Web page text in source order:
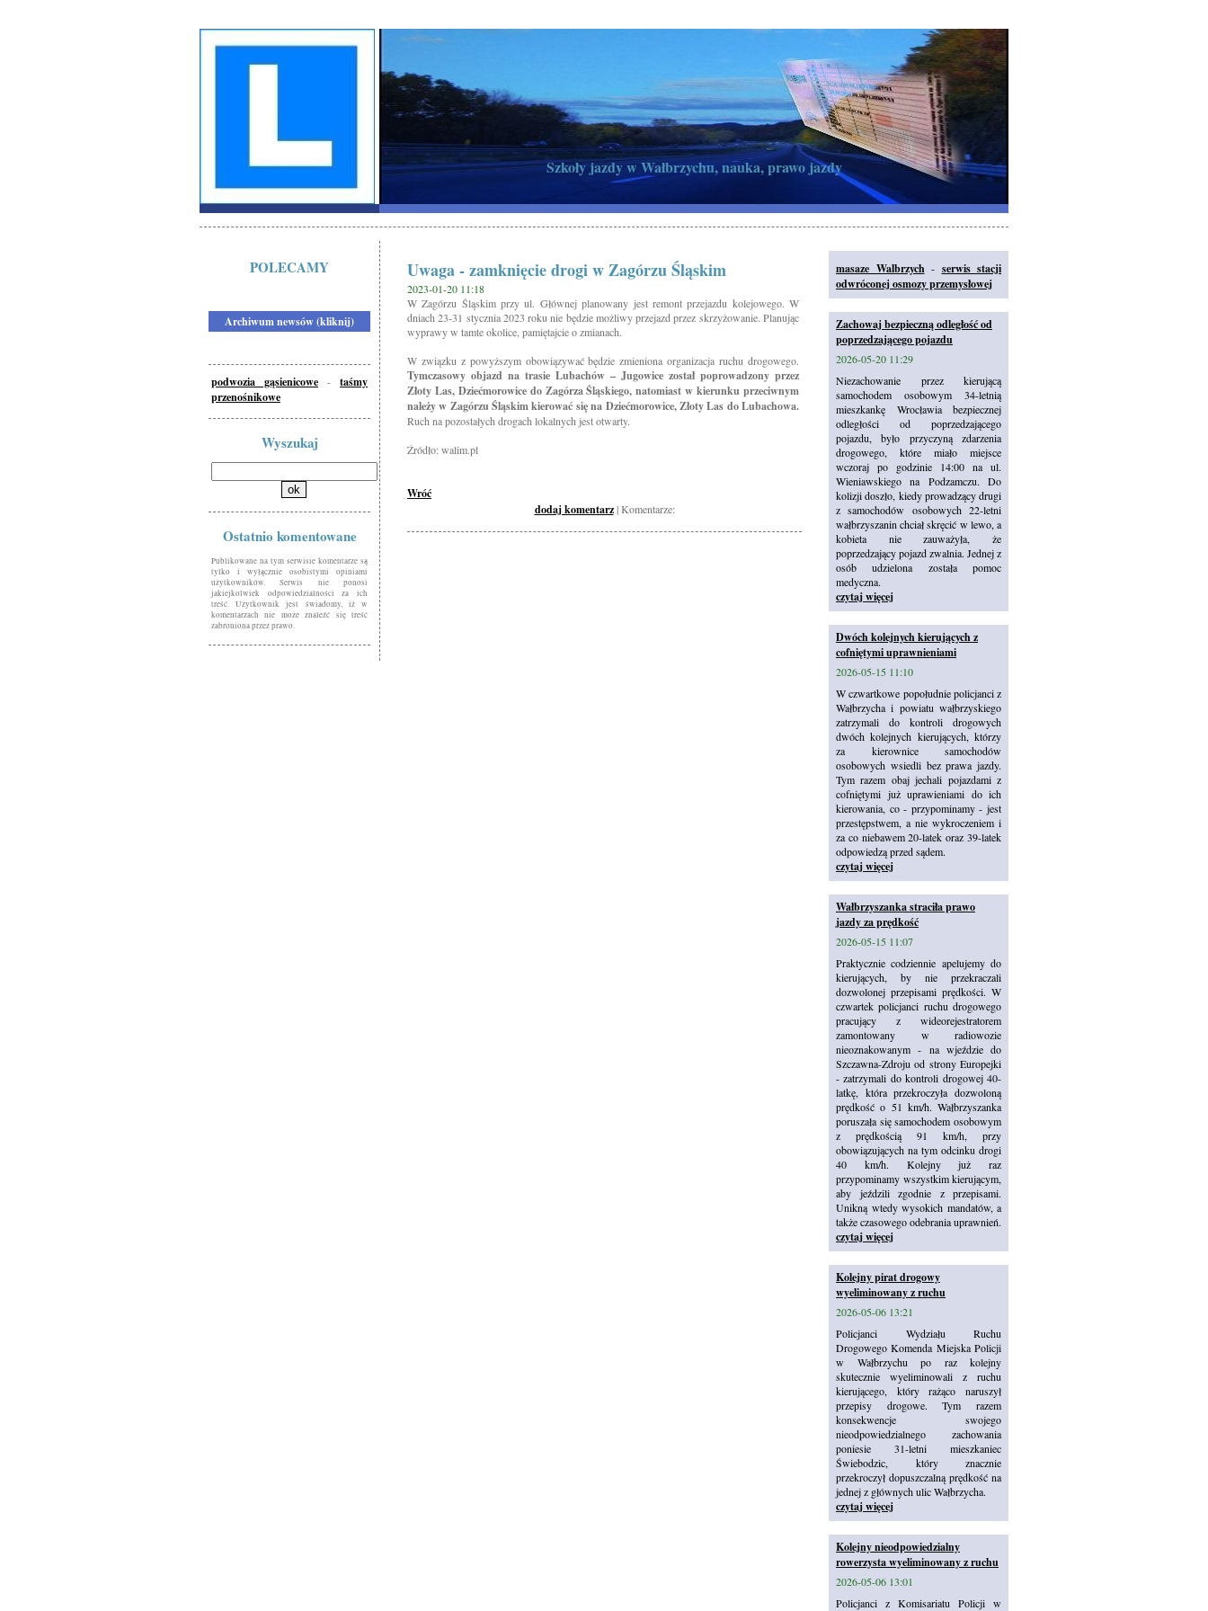
Szkoły jazdy w Wałbrzychu, nauka, prawo jazdy
POLECAMY
Archiwum newsów (kliknij)
podwozia gąsienicowe - taśmy
przenośnikowe
Wyszukaj
Ostatnio komentowane
Publikowane na tym serwisie komentarze są
tylko i wyłącznie osobistymi opiniami
użytkowników. Serwis nie ponosi
jakiejkolwiek odpowiedzialności za ich
treść. Użytkownik jest świadomy, iż w
komentarzach nie może znaleźć się treść
zabroniona przez prawo.
Uwaga - zamknięcie drogi w Zagórzu Śląskim
2023-01-20 11:18
W Zagórzu Śląskim przy ul. Głównej planowany jest remont przejazdu kolejowego. W
dniach 23-31 stycznia 2023 roku nie będzie możliwy przejazd przez skrzyżowanie. Planując
wyprawy w tamte okolice, pamiętajcie o zmianach.
W związku z powyższym obowiązywać będzie zmieniona organizacja ruchu drogowego.
Tymczasowy objazd na trasie Lubachów – Jugowice został poprowadzony przez
Złoty Las, Dziećmorowice do Zagórza Śląskiego, natomiast w kierunku przeciwnym
należy w Zagórzu Śląskim kierować się na Dziećmorowice, Złoty Las do Lubachowa.
Ruch na pozostałych drogach lokalnych jest otwarty.
Źródło: walim.pl
Wróć
dodaj komentarz| Komentarze:
masaze Walbrzych - serwis stacji
odwróconej osmozy przemysłowej
Zachowaj bezpieczną odległość od
poprzedzającego pojazdu
2026-05-20 11:29
Niezachowanie przez kierującą
samochodem osobowym 34-letnią
mieszkankę Wrocławia bezpiecznej
odległości od poprzedzającego
pojazdu, było przyczyną zdarzenia
drogowego, które miało miejsce
wczoraj po godzinie 14:00 na ul.
Wieniawskiego na Podzamczu. Do
kolizji doszło, kiedy prowadzący drugi
z samochodów osobowych 22-letni
wałbrzyszanin chciał skręcić w lewo, a
kobieta nie zauważyła, że
poprzedzający pojazd zwalnia. Jednej z
osób udzielona została pomoc
medyczna.
czytaj więcej
Dwóch kolejnych kierujących z
cofniętymi uprawnieniami
2026-05-15 11:10
W czwartkowe popołudnie policjanci z
Wałbrzycha i powiatu wałbrzyskiego
zatrzymali do kontroli drogowych
dwóch kolejnych kierujących, którzy
za kierownice samochodów
osobowych wsiedli bez prawa jazdy.
Tym razem obaj jechali pojazdami z
cofniętymi już uprawieniami do ich
kierowania, co - przypominamy - jest
przestępstwem, a nie wykroczeniem i
za co niebawem 20-latek oraz 39-latek
odpowiedzą przed sądem.
czytaj więcej
Wałbrzyszanka straciła prawo
jazdy za prędkość
2026-05-15 11:07
Praktycznie codziennie apelujemy do
kierujących, by nie przekraczali
dozwolonej przepisami prędkości. W
czwartek policjanci ruchu drogowego
pracujący z wideorejestratorem
zamontowany w radiowozie
nieoznakowanym - na wjeździe do
Szczawna-Zdroju od strony Europejki
- zatrzymali do kontroli drogowej 40-
latkę, która przekroczyła dozwoloną
prędkość o 51 km/h. Wałbrzyszanka
poruszała się samochodem osobowym
z prędkością 91 km/h, przy
obowiązujących na tym odcinku drogi
40 km/h. Kolejny już raz
przypominamy wszystkim kierującym,
aby jeździli zgodnie z przepisami.
Unikną wtedy wysokich mandatów, a
także czasowego odebrania uprawnień.
czytaj więcej
Kolejny pirat drogowy
wyeliminowany z ruchu
2026-05-06 13:21
Policjanci Wydziału Ruchu
Drogowego Komenda Miejska Policji
w Wałbrzychu po raz kolejny
skutecznie wyeliminowali z ruchu
kierującego, który rażąco naruszył
przepisy drogowe. Tym razem
konsekwencje swojego
nieodpowiedzialnego zachowania
poniesie 31-letni mieszkaniec
Świebodzic, który znacznie
przekroczył dopuszczalną prędkość na
jednej z głównych ulic Wałbrzycha.
czytaj więcej
Kolejny nieodpowiedzialny
rowerzysta wyeliminowany z ruchu
2026-05-06 13:01
Policjanci z Komisariatu Policji w